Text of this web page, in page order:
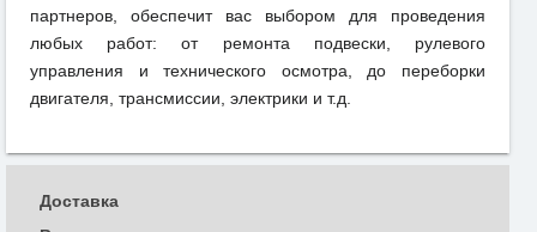
партнеров, обеспечит вас выбором для проведения
любых работ: от ремонта подвески, рулевого
управления и технического осмотра, до переборки
двигателя, трансмиссии, электрики и т.д.
Доставка